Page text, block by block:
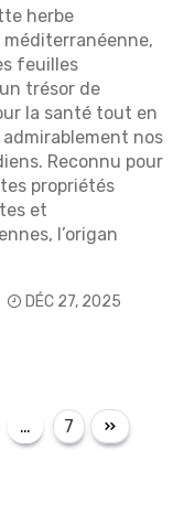
herbe
feuilles
trésor de
la santé tout en
nos
Reconnu pour
propriétés
et
l’origan
DÉC 27, 2025
… 7